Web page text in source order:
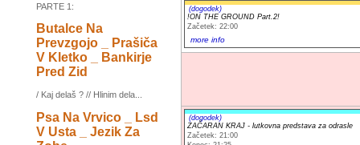
PARTE 1:
Butalce Na
Prevzgojo _ Prašiča
V Kletko _ Bankirje
Pred Zid
/ Kaj delaš ? // Hlinim dela...
Psa Na Vrvico _ Lsd
V Usta _ Jezik Za
(dogodek)
!ON THE GROUND Part.2!
Začetek: 22:00
more info
(dogodek)
ZAČARAN KRAJ - lutkovna predstava za odrasle
Začetek: 21:00